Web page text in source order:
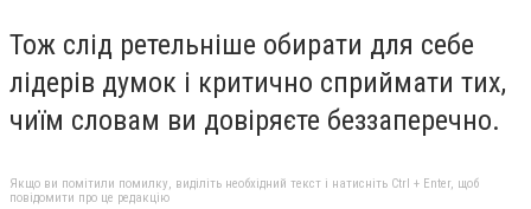
Тож слід ретельніше обирати для себе
лідерів думок і критично сприймати тих,
чиїм словам ви довіряєте беззаперечно.
Якщо ви помітили помилку, виділіть необхідний текст і натисніть Ctrl + Enter, щоб
повідомити про це редакцію